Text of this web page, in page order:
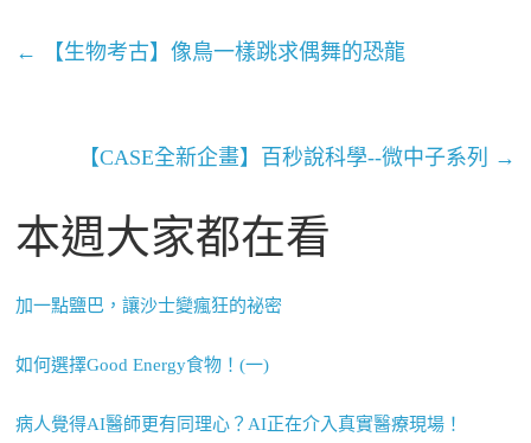
← 【生物考古】像鳥一樣跳求偶舞的恐龍
【CASE全新企畫】百秒說科學--微中子系列 →
本週大家都在看
加一點鹽巴，讓沙士變瘋狂的祕密
如何選擇Good Energy食物！(一)
病人覺得AI醫師更有同理心？AI正在介入真實醫療現場！